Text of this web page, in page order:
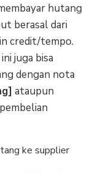
hutang
berasal dari
credit/tempo.
juga bisa
dengan nota
ataupun
ke supplier